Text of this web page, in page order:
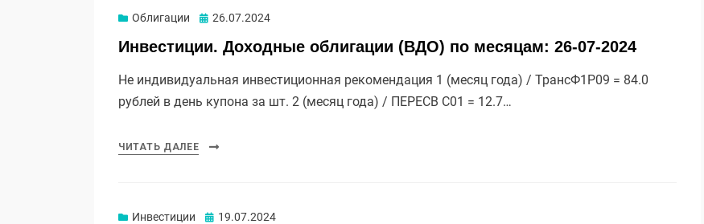
Облигации Опубликовано
26.07.2024
Инвестиции. Доходные облигации (ВДО) по месяцам: 26-07-2024
Не индивидуальная инвестиционная рекомендация 1 (месяц года) / ТрансФ1P09 = 84.0
рублей в день купона за шт. 2 (месяц года) / ПЕРЕСВ С01 = 12.7…
ЧИТАТЬ ДАЛЕЕ
Инвестиции Опубликовано
19.07.2024